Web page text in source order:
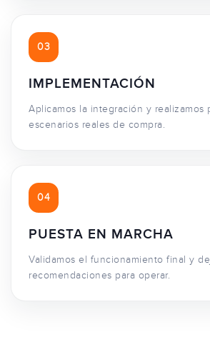
03
IMPLEMENTACIÓN
Aplicamos la integración y realizamos
escenarios reales de compra.
04
PUESTA EN MARCHA
Validamos el funcionamiento final y
recomendaciones para operar.